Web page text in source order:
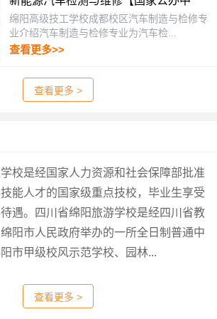
职】
绵阳高级技工学校成都校区汽车制造与检修专
业介绍汽车制造与检修专业为汽车检...
查看更多>>
查看更多 >
校是经国家人力资源和社会保障部批准
能人才的国家级重点技校，毕业生享受
遇。四川省绵阳旅游学校是经四川省教
阳市人民政府举办的一所全日制普通中
市甲级校风示范学校、园林...
查看更多 >